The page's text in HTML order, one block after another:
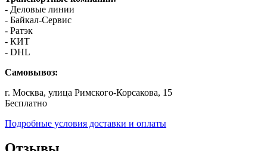
- Деловые линии
- Байкал-Сервис
- Ратэк
- КИТ
- DHL
Самовывоз:
г. Москва, улица Римского-Корсакова, 15
Бесплатно
Подробные условия доставки и оплаты